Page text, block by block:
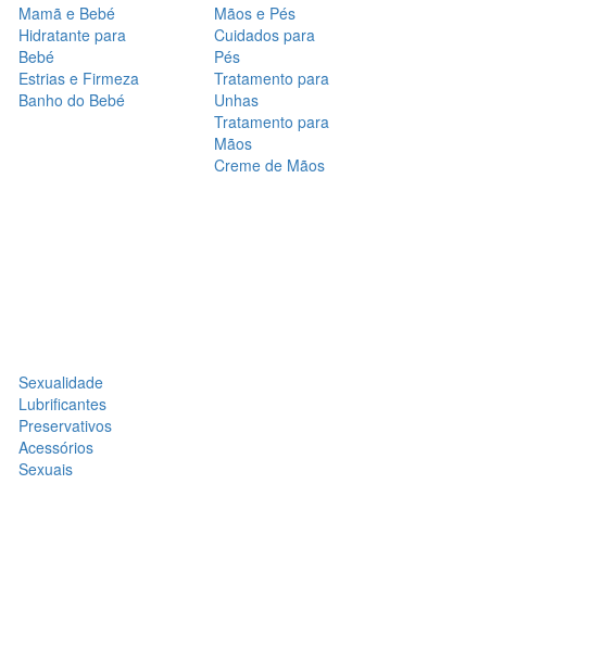
Mamã e Bebé
Hidratante para
Bebé
Estrias e Firmeza
Banho do Bebé
Mãos e Pés
Cuidados para
Pés
Tratamento para
Unhas
Tratamento para
Mãos
Creme de Mãos
Sexualidade
Lubrificantes
Preservativos
Acessórios
Sexuais